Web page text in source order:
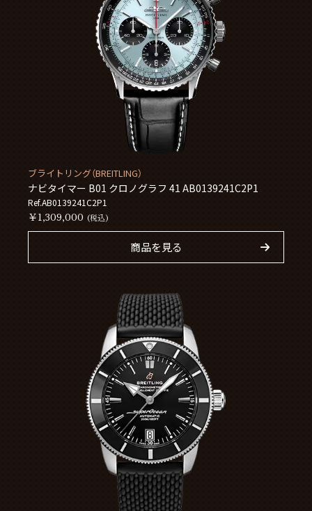
ブライトリング（BREITLING）
ナビタイマー B01 クロノグラフ 41 AB0139241C2P1
Ref.AB0139241C2P1
￥1,309,000 (税込)
商品を見る